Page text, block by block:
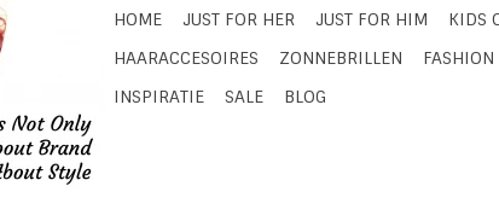
HOME JUST FOR HER JUST FOR HIM KIDS
HAARACCESOIRES
ZONNEBRILLEN FASHION
INSPIRATIE
SALE BLOG